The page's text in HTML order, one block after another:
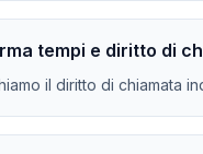
tempi e diritto di
il diritto di chiamata